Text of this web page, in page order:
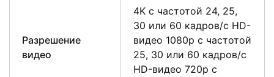
Разрешение
видео
4K с частотой 24, 25,
30 или 60 кадров/ с HD-
видео 1080p с частотой
25, 30 или 60 кадров/ с
HD-видео 720p с